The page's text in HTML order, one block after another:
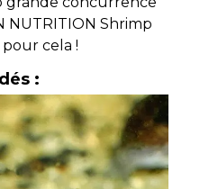
NUTRITION Shrimp
cela !
: